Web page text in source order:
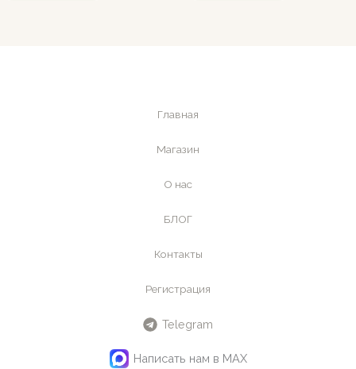
Главная
Магазин
О нас
БЛОГ
Контакты
Регистрация
Telegram
Написать нам в MAX